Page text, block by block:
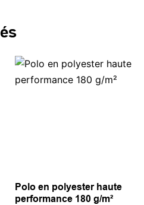
Polo en polyester haute
performance 180 g/m²